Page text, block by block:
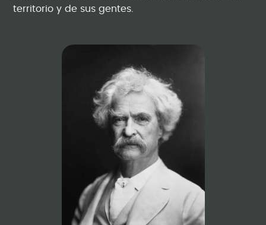
territorio y de sus gentes.